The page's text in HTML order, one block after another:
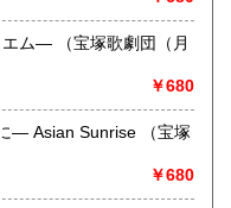
185円 → 85円
点) 430円 → 330円
点～5点) 600円 → 500円
で目安です。
くる可能性ございま
劇団（月
￥680
Sunrise （宝塚
￥680